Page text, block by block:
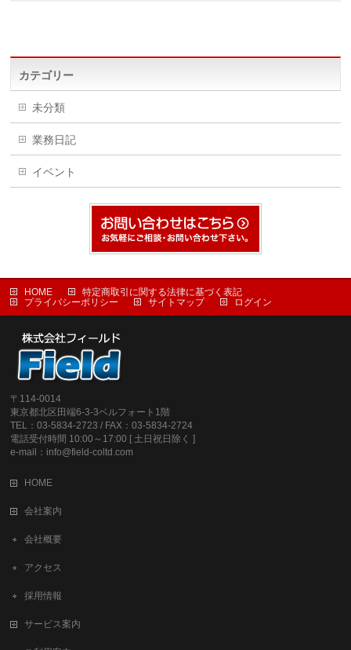
カテゴリー
未分類
業務日記
イベント
HOME
特定商取引に関する法律に基づく表記
プライバシーポリシー
サイトマップ ログイン
〒114-0014
東京都北区田端6-3-3ベルフォート1階
TEL：03-5834-2723 / FAX：03-5834-2724
電話受付時間 10:00～17:00 [ 土日祝日除く ]
e-mail：info@field-coltd.com
HOME
会社案内
会社概要
アクセス
採用情報
サービス案内